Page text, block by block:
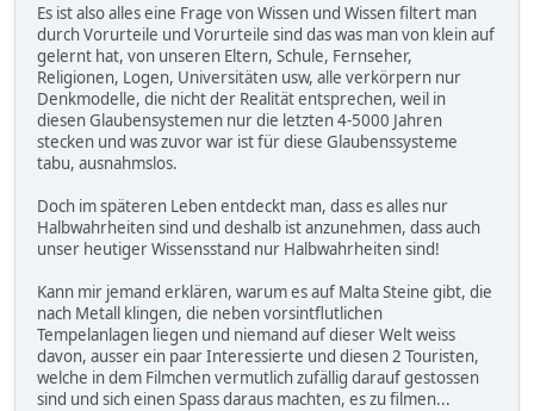
Es ist also alles eine Frage von Wissen und Wissen filtert man
durch Vorurteile und Vorurteile sind das was man von klein auf
gelernt hat, von unseren Eltern, Schule, Fernseher,
Religionen, Logen, Universitäten usw, alle verkörpern nur
Denkmodelle, die nicht der Realität entsprechen, weil in
diesen Glaubensystemen nur die letzten 4-5000 Jahren
stecken und was zuvor war ist für diese Glaubenssysteme
tabu, ausnahmslos.
Doch im späteren Leben entdeckt man, dass es alles nur
Halbwahrheiten sind und deshalb ist anzunehmen, dass auch
unser heutiger Wissensstand nur Halbwahrheiten sind!
Kann mir jemand erklären, warum es auf Malta Steine gibt, die
nach Metall klingen, die neben vorsintflutlichen
Tempelanlagen liegen und niemand auf dieser Welt weiss
davon, ausser ein paar Interessierte und diesen 2 Touristen,
welche in dem Filmchen vermutlich zufällig darauf gestossen
sind und sich einen Spass daraus machten, es zu filmen...